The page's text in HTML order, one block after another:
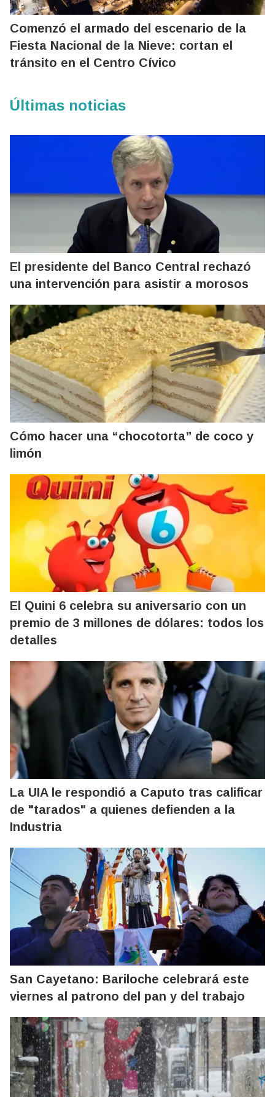
Comenzó el armado del escenario de la
Fiesta Nacional de la Nieve: cortan el
tránsito en el Centro Cívico
Últimas noticias
El presidente del Banco Central rechazó
una intervención para asistir a morosos
Cómo hacer una “chocotorta” de coco y
limón
El Quini 6 celebra su aniversario con un
premio de 3 millones de dólares: todos los
detalles
La UIA le respondió a Caputo tras calificar
de "tarados" a quienes defienden a la
Industria
San Cayetano: Bariloche celebrará este
viernes al patrono del pan y del trabajo